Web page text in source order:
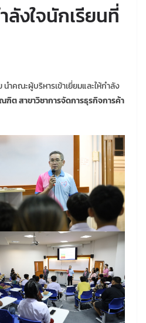
ลังใจนักเรียนที่
คณะผู้บริหารเข้าเยี่ยมและให้กำลัง
ต สาขาวิชาการจัดการธุรกิจการค้า